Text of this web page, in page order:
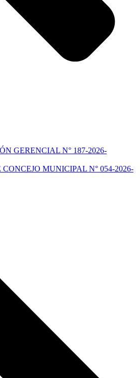
GERENCIAL N° 187-2026-
MUNICIPAL N° 054-2026-